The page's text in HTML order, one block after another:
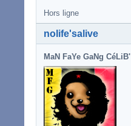
Hors ligne
nolife'salive
MaN FaYe GaNg CéLiB'